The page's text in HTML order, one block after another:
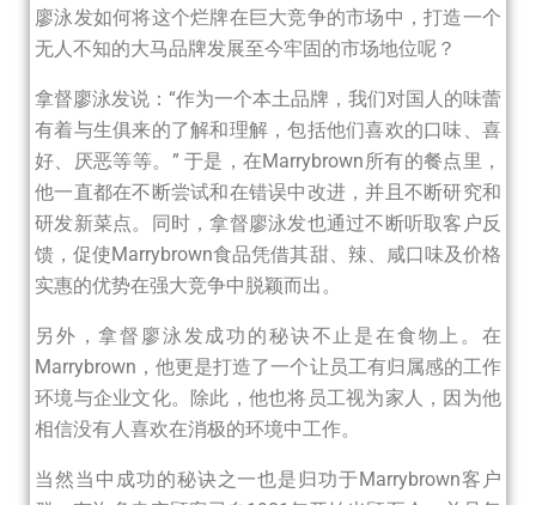
廖泳发如何将这个烂牌在巨大竞争的市场中，打造一个
无人不知的大马品牌发展至今牢固的市场地位呢？
拿督廖泳发说：“作为一个本土品牌，我们对国人的味蕾
有着与生俱来的了解和理解，包括他们喜欢的口味、喜
好、厌恶等等。” 于是，在Marrybrown所有的餐点里，
他一直都在不断尝试和在错误中改进，并且不断研究和
研发新菜点。同时，拿督廖泳发也通过不断听取客户反
馈，促使Marrybrown食品凭借其甜、辣、咸口味及价格
实惠的优势在强大竞争中脱颖而出。
另外，拿督廖泳发成功的秘诀不止是在食物上。在
Marrybrown，他更是打造了一个让员工有归属感的工作
环境与企业文化。除此，他也将员工视为家人，因为他
相信没有人喜欢在消极的环境中工作。
当然当中成功的秘诀之一也是归功于Marrybrown客户